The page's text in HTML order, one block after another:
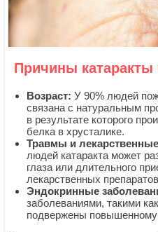
Причины
Возраст: У 90% людей
связана с натуральным
в результате которого
белка в хрусталике.
Травмы и
людей катаракта может
глаза или длительного
лекарственных
Эндокринные
заболеваниями, такими
подвержены повышенному